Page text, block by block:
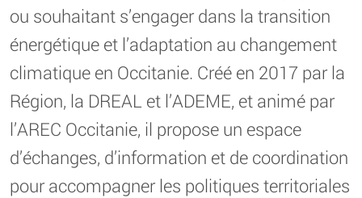
ou souhaitant s’engager dans la transition
énergétique et l’adaptation au changement
climatique en Occitanie. Créé en 2017 par la
Région, la DREAL et l’ADEME, et animé par
l’AREC Occitanie, il propose un espace
d’échanges, d’information et de coordination
pour accompagner les politiques territoriales